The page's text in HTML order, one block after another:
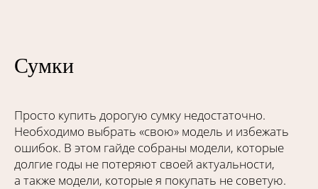
Сумки
Просто купить дорогую сумку недостаточно.
Необходимо выбрать «свою» модель и избежать
ошибок. В этом гайде собраны модели, которые
долгие годы не потеряют своей актуальности,
а также модели, которые я покупать не советую.